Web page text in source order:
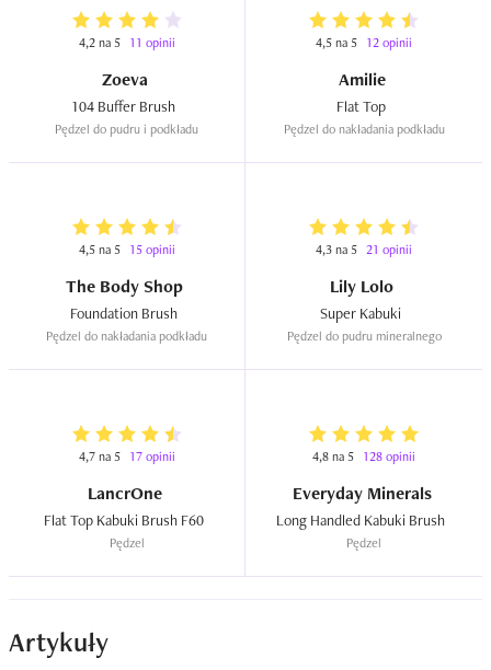
4,2 na 5 11 opinii
Zoeva
Pędzel do pudru i podkładu
4,5 na 5 12 opinii
Amilie
Pędzel do nakładania podkładu
4,5 na 5 15 opinii
The Body Shop
Pędzel do nakładania podkładu
4,3 na 5 21 opinii
Lily Lolo
Pędzel do pudru mineralnego
4,7 na 5 17 opinii
LancrOne
Pędzel
4,8 na 5 128 opinii
Everyday Minerals
Pędzel
Artykuły